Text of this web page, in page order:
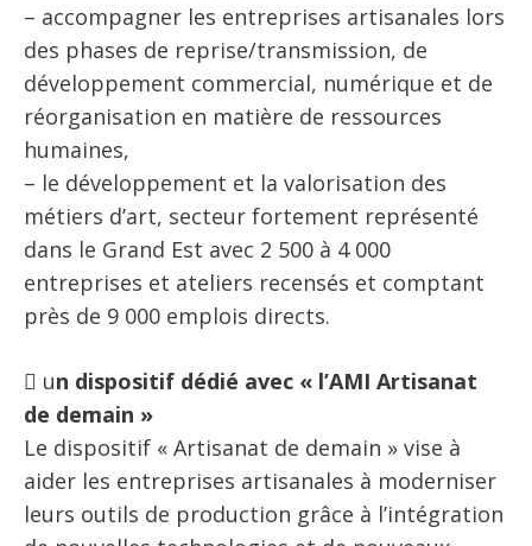
– accompagner les entreprises artisanales lors
des phases de reprise/transmission, de
développement commercial, numérique et de
réorganisation en matière de ressources
humaines,
– le développement et la valorisation des
métiers d’art, secteur fortement représenté
dans le Grand Est avec 2 500 à 4 000
entreprises et ateliers recensés et comptant
près de 9 000 emplois directs.
 un dispositif dédié avec « l’AMI Artisanat
de demain »
Le dispositif « Artisanat de demain » vise à
aider les entreprises artisanales à moderniser
leurs outils de production grâce à l’intégration